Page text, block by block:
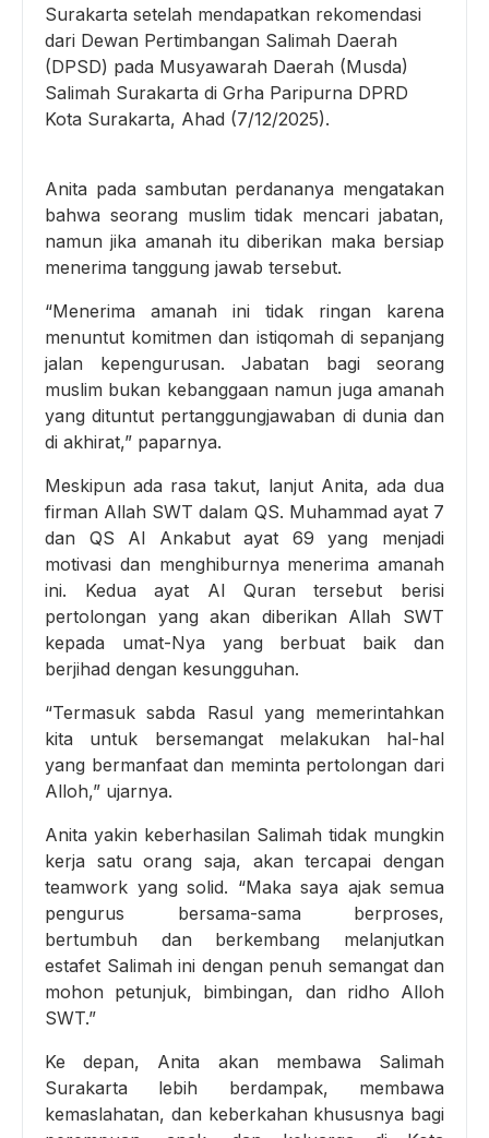
Surakarta setelah mendapatkan rekomendasi
dari Dewan Pertimbangan Salimah Daerah
(DPSD) pada Musyawarah Daerah (Musda)
Salimah Surakarta di Grha Paripurna DPRD
Kota Surakarta, Ahad (7/12/2025).
Anita pada sambutan perdananya mengatakan
bahwa seorang muslim tidak mencari jabatan,
namun jika amanah itu diberikan maka bersiap
menerima tanggung jawab tersebut.
“Menerima amanah ini tidak ringan karena
menuntut komitmen dan istiqomah di sepanjang
jalan kepengurusan. Jabatan bagi seorang
muslim bukan kebanggaan namun juga amanah
yang dituntut pertanggungjawaban di dunia dan
di akhirat,” paparnya.
Meskipun ada rasa takut, lanjut Anita, ada dua
firman Allah SWT dalam QS. Muhammad ayat 7
dan QS Al Ankabut ayat 69 yang menjadi
motivasi dan menghiburnya menerima amanah
ini. Kedua ayat Al Quran tersebut berisi
pertolongan yang akan diberikan Allah SWT
kepada umat-Nya yang berbuat baik dan
berjihad dengan kesungguhan.
“Termasuk sabda Rasul yang memerintahkan
kita untuk bersemangat melakukan hal-hal
yang bermanfaat dan meminta pertolongan dari
Alloh,” ujarnya.
Anita yakin keberhasilan Salimah tidak mungkin
kerja satu orang saja, akan tercapai dengan
teamwork yang solid. “Maka saya ajak semua
pengurus bersama-sama berproses,
bertumbuh dan berkembang melanjutkan
estafet Salimah ini dengan penuh semangat dan
mohon petunjuk, bimbingan, dan ridho Alloh
SWT.”
Ke depan, Anita akan membawa Salimah
Surakarta lebih berdampak, membawa
kemaslahatan, dan keberkahan khususnya bagi